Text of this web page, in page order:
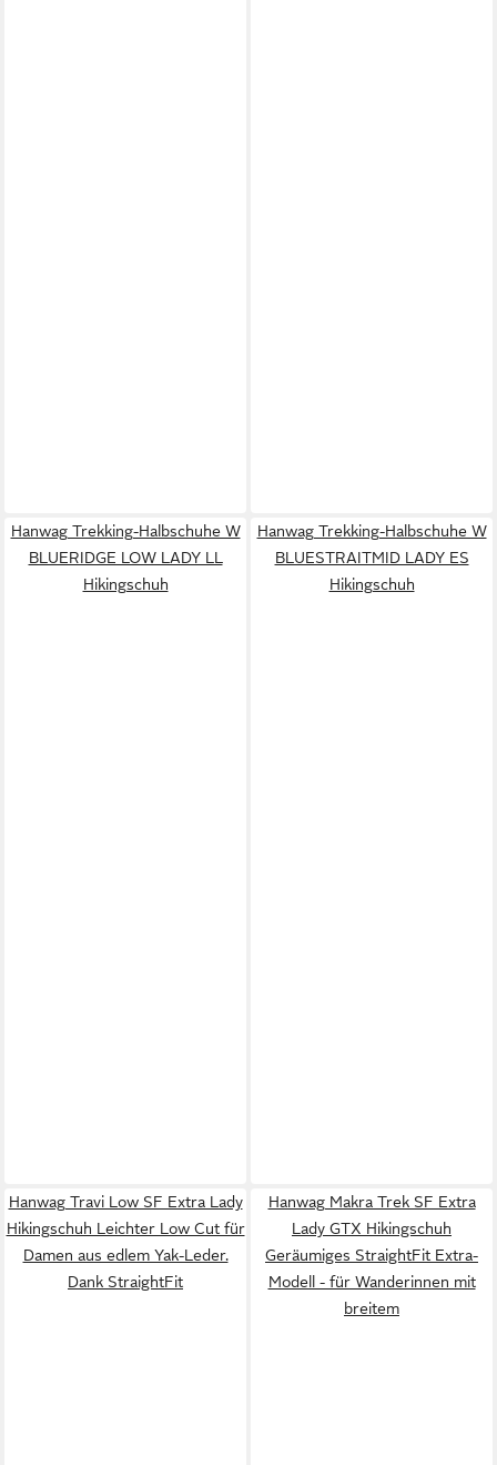
Hanwag Trekking-Halbschuhe W
BLUERIDGE LOW LADY LL
Hikingschuh
Hanwag Trekking-Halbschuhe W
BLUESTRAITMID LADY ES
Hikingschuh
Hanwag Travi Low SF Extra Lady
Hikingschuh Leichter Low Cut für
Damen aus edlem Yak-Leder.
Dank StraightFit
Hanwag Makra Trek SF Extra
Lady GTX Hikingschuh
Geräumiges StraightFit Extra-
Modell - für Wanderinnen mit
breitem